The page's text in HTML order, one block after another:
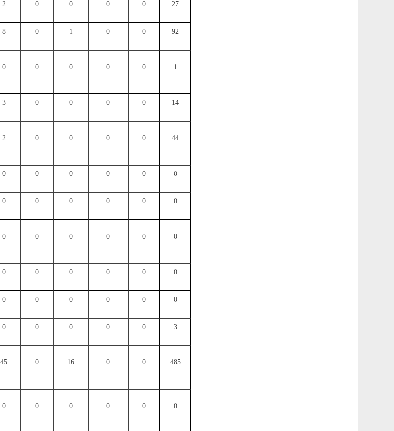
2 0 0 0 0 27
8 0 1 0 0 92
0 0 0 0 0 1
3 0 0 0 0 14
2 0 0 0 0 44
0 0 0 0 0 0
0 0 0 0 0 0
0 0 0 0 0 0
0 0 0 0 0 0
0 0 0 0 0 0
0 0 0 0 0 3
45 0 16 0 0 485
0 0 0 0 0 0